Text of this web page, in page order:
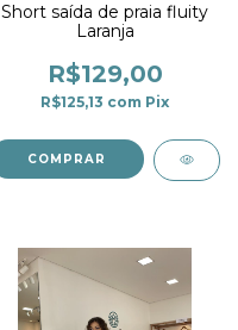
Short saída de praia fluity
Laranja
R$129,00
R$125,13 com Pix
COMPRAR